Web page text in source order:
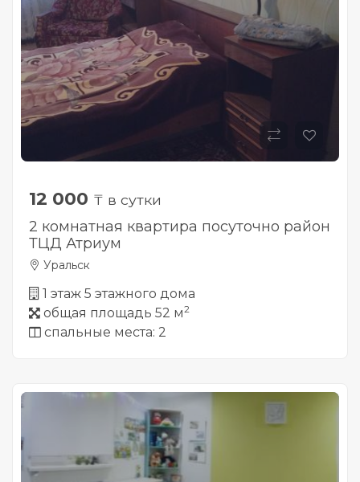
12 000 ₸ в сутки
2 комнатная квартира посуточно район
ТЦД Атриум
Уральск
1 этаж 5 этажного дома
общая площадь 52 м2
спальные места: 2